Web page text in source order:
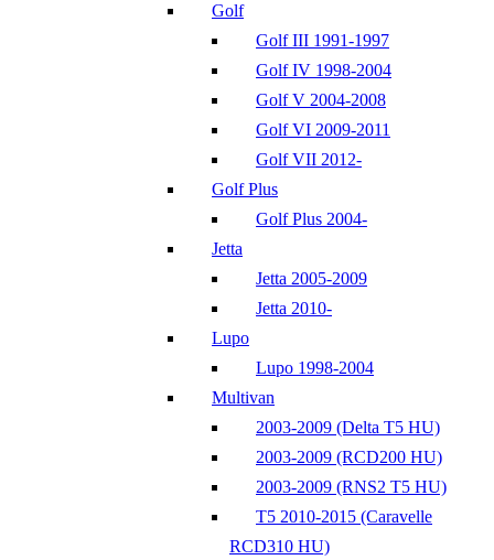
Golf
Golf III 1991-1997
Golf IV 1998-2004
Golf V 2004-2008
Golf VI 2009-2011
Golf VII 2012-
Golf Plus
Golf Plus 2004-
Jetta
Jetta 2005-2009
Jetta 2010-
Lupo
Lupo 1998-2004
Multivan
2003-2009 (Delta T5 HU)
2003-2009 (RCD200 HU)
2003-2009 (RNS2 T5 HU)
T5 2010-2015 (Caravelle
RCD310 HU)